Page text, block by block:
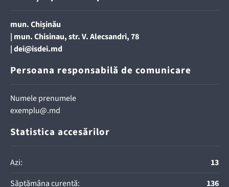
mun. Chișinău
| mun. Chisinau, str. V. Alecsandri, 78
|dei@isdei.md
Persoana responsabilă de comunicare
Numele prenumele
exemplu@.md
Statistica accesărilor
Azi:
13
Săptămâna curentă:
136